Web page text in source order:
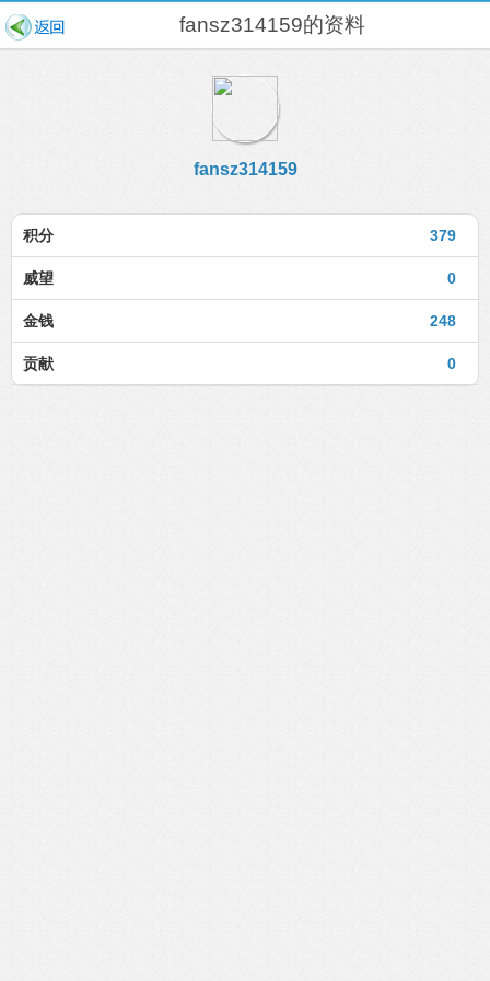
fansz314159的资料
fansz314159
379
积分
0
威望
248
金钱
0
贡献